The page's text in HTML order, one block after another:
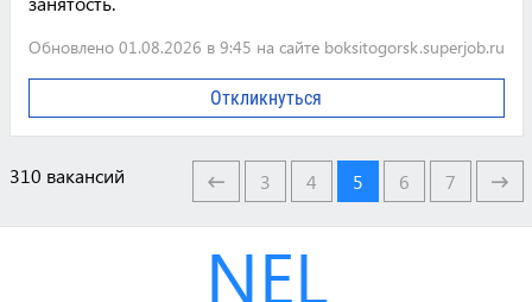
Обновлено 01.08.2026 в 9:45 на сайте boksitogorsk.superjob.ru
Откликнуться
310 вакансий 3 4 5 6 7
NEL